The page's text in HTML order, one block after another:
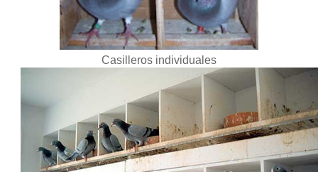
Casilleros individuales